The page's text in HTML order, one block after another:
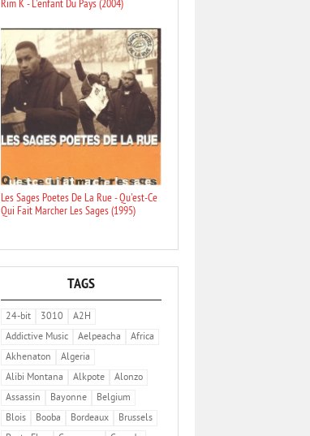
Rim K - L'enfant Du Pays (2004)
Les Sages Poetes De La Rue - Qu'est-Ce
Qui Fait Marcher Les Sages (1995)
TAGS
24-bit 3010
A2H
Addictive Music
Aelpeacha
Africa
Akhenaton
Algeria
Alibi Montana
Alkpote
Alonzo
Assassin
Bayonne
Belgium
Blois
Booba Bordeaux
Brussels